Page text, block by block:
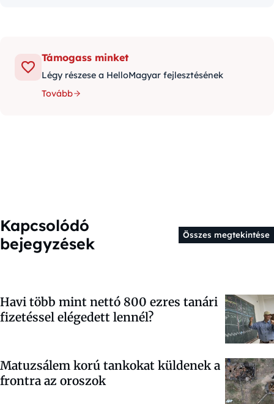
Támogass minket
Légy részese a HelloMagyar fejlesztésének
Tovább
Kapcsolódó
bejegyzések
Összes megtekintése
Havi több mint nettó 800 ezres tanári
fizetéssel elégedett lennél?
Matuzsálem korú tankokat küldenek a
frontra az oroszok